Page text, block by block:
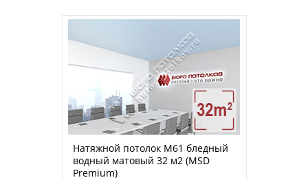
Натяжной потолок M61 бледный
водный матовый 32 м2 (MSD
Premium)